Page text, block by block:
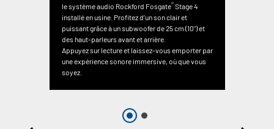
le système audio Rockford Fosgate®Stage 4
installé en usine. Profitez d’un son clair et
puissant grâce à un subwoofer de 25 cm (10") et
des haut-parleurs avant et arrière.
Appuyez sur lecture et laissez-vous emporter par
une expérience sonore immersive, où que vous
soyez.